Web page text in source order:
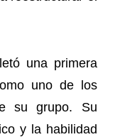
una primera
uno de los
su grupo. Su
y la habilidad